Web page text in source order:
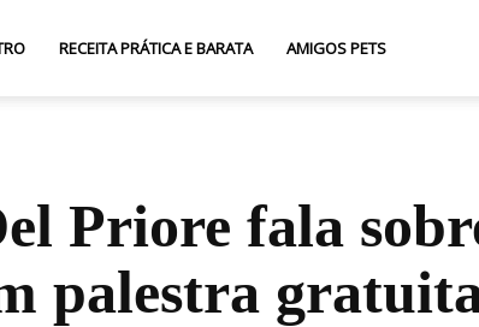
RECEITA PRÁTICA E BARATA AMIGOS PETS
Priore fala
palestra